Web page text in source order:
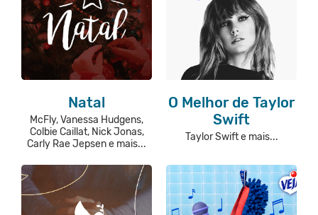
Natal
McFly, Vanessa Hudgens,
Colbie Caillat, Nick Jonas,
Carly Rae Jepsen e mais...
O Melhor de Taylor
Swift
Taylor Swift e mais...